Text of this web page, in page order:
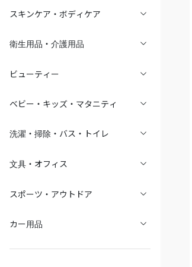
スキンケア・ボディケア
衛生用品・介護用品
ビューティー
ベビー・キッズ・マタニティ
洗濯・掃除・バス・トイレ
文具・オフィス
スポーツ・アウトドア
カー用品